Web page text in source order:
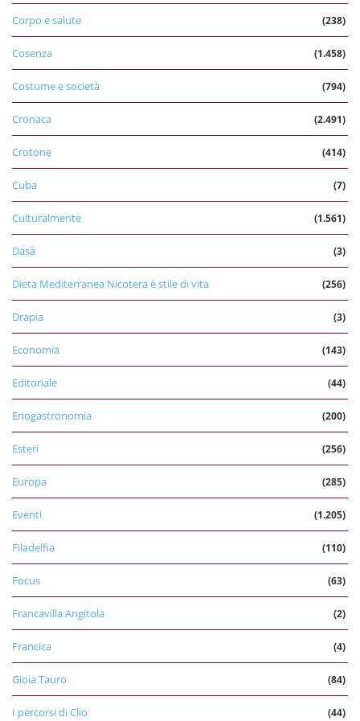
Corpo e salute (238)
Cosenza (1.458)
Costume e società (794)
Cronaca (2.491)
Crotone (414)
Cuba (7)
Culturalmente (1.561)
Dasà (3)
Dieta Mediterranea Nicotera è stile di vita (256)
Drapia (3)
Economia (143)
Editoriale (44)
Enogastronomia (200)
Esteri (256)
Europa (285)
Eventi (1.205)
Filadelfia (110)
Focus (63)
Francavilla Angitola (2)
Francica (4)
Gioia Tauro (84)
I percorsi di Clio (44)